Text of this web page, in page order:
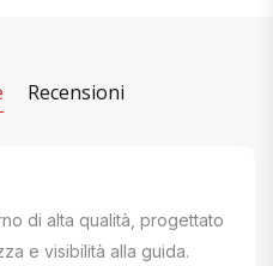
Recensioni
di alta qualità, progettato
e visibilità alla guida.